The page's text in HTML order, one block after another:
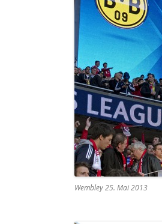
Wembley 25. Mai 2013